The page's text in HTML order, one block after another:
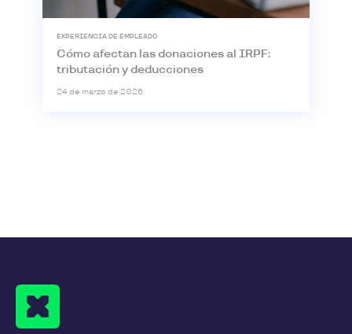
EXPERIENCIA DE EMPLEADO
Cómo afectan las donaciones al IRPF:
tributación y deducciones
24 de marzo de 2026